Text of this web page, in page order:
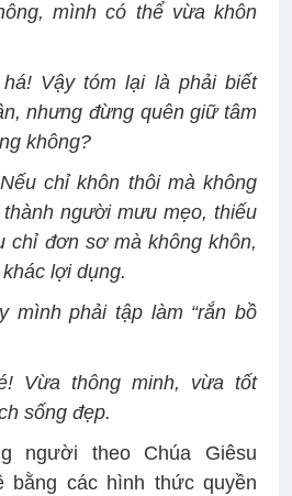
mình có thể vừa khôn
Vậy tóm lại là phải biết
nhưng đừng quên giữ tâm
không?
chỉ khôn thôi mà không
người mưu mẹo, thiếu
chỉ đơn sơ mà không khôn,
lợi dụng.
mình phải tập làm “rắn bồ
Vừa thông minh, vừa tốt
sống đẹp.
người theo Chúa Giêsu
bằng các hình thức quyền